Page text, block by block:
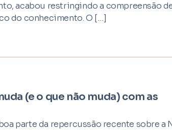
acabou restringindo a compreensão
do conhecimento. O […]
(e o que não muda) com as
parte da repercussão recente sobre a